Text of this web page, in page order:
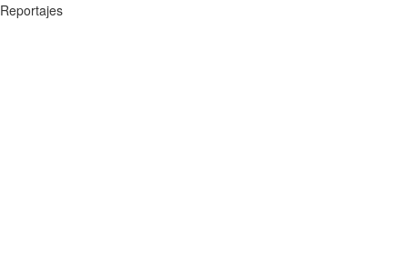
Reportajes